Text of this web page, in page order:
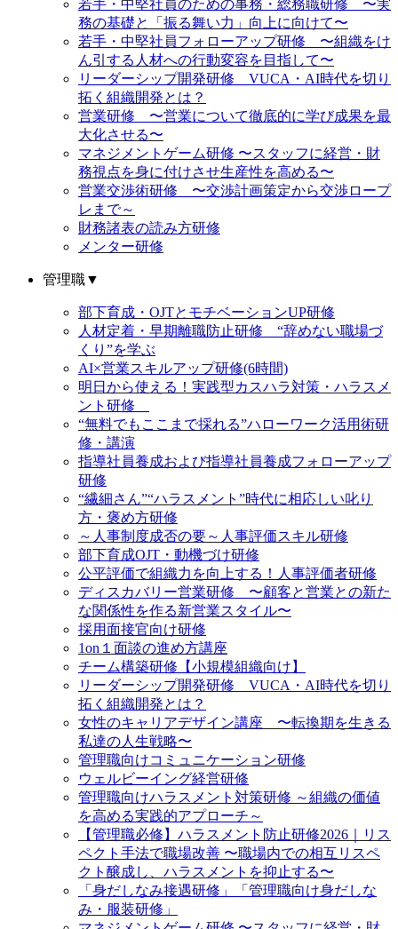
若手・中堅社員のための事務・総務職研修 〜実
務の基礎と「振る舞い力」向上に向けて〜
若手・中堅社員フォローアップ研修 〜組織をけ
ん引する人材への行動変容を目指して〜
リーダーシップ開発研修 VUCA・AI時代を切り
拓く組織開発とは？
営業研修 〜営業について徹底的に学び成果を最
大化させる〜
マネジメントゲーム研修 〜スタッフに経営・財
務視点を身に付けさせ生産性を高める〜
営業交渉術研修 〜交渉計画策定から交渉ロープ
レまで～
財務諸表の読み方研修
メンター研修
管理職▼
部下育成・OJTとモチベーションUP研修
人材定着・早期離職防止研修 “辞めない職場づ
くり”を学ぶ
AI×営業スキルアップ研修(6時間)
明日から使える！実践型カスハラ対策・ハラスメ
ント研修
“無料でもここまで採れる”ハローワーク活用術研
修・講演
指導社員養成および指導社員養成フォローアップ
研修
“繊細さん”“ハラスメント”時代に相応しい叱り
方・褒め方研修
～人事制度成否の要～人事評価スキル研修
部下育成OJT・動機づけ研修
公平評価で組織力を向上する！人事評価者研修
ディスカバリー営業研修 〜顧客と営業との新た
な関係性を作る新営業スタイル〜
採用面接官向け研修
1on１面談の進め方講座
チーム構築研修【小規模組織向け】
リーダーシップ開発研修 VUCA・AI時代を切り
拓く組織開発とは？
女性のキャリアデザイン講座 〜転換期を生きる
私達の人生戦略〜
管理職向けコミュニケーション研修
ウェルビーイング経営研修
管理職向けハラスメント対策研修 ～組織の価値
を高める実践的アプローチ～
【管理職必修】ハラスメント防止研修2026｜リス
ペクト手法で職場改善 〜職場内での相互リスペ
クト醸成し、ハラスメントを抑止する〜
「身だしなみ接遇研修」「管理職向け身だしな
み・服装研修」